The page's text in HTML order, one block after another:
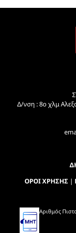
Δ/νση : 8ο χλμ
ΟΡΟΙ ΧΡΗΣΗΣ|
Αριθμός